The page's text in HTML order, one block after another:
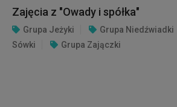
Zajęcia z "Owady i spółka"
Grupa Jeżyki Grupa Niedźwiadki
Sówki
Grupa Zajączki